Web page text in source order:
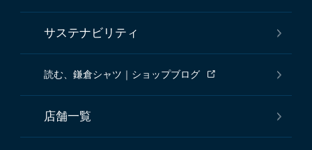
サステナビリティ
読む、鎌倉シャツ｜ショップブログ
店舗一覧